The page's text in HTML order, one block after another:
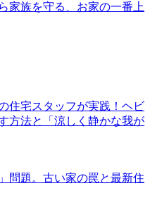
家族を守る、お家の一番上
住宅スタッフが実践！ヘビ
方法と「涼しく静かな我が
問題。古い家の罠と最新住